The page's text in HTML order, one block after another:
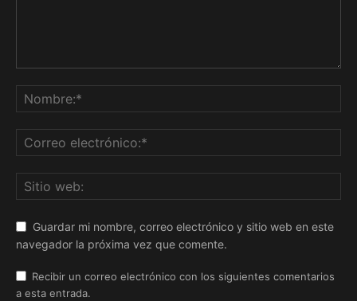
Guardar mi nombre, correo electrónico y sitio web en este
navegador la próxima vez que comente.
Recibir un correo electrónico con los siguientes comentarios
a esta entrada.